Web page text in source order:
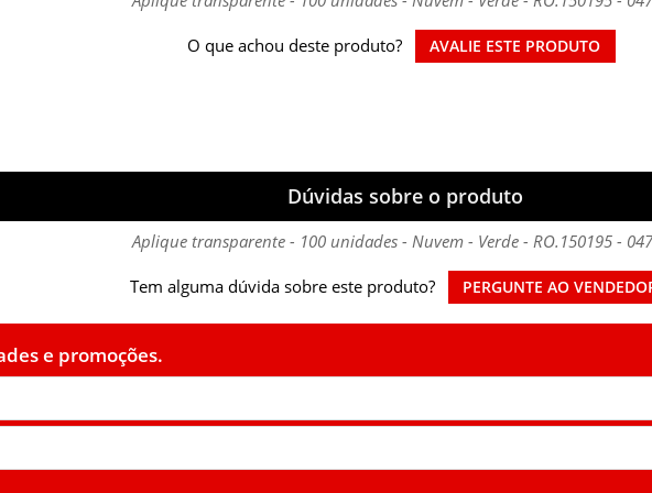
O que achou deste produto? AVALIE ESTE PRODUTO
Dúvidas sobre o produto
Aplique transparente - 100 unidades - Nuvem - Verde - RO.150195 -
Tem alguma dúvida sobre este produto? PERGUNTE AO
e promoções.